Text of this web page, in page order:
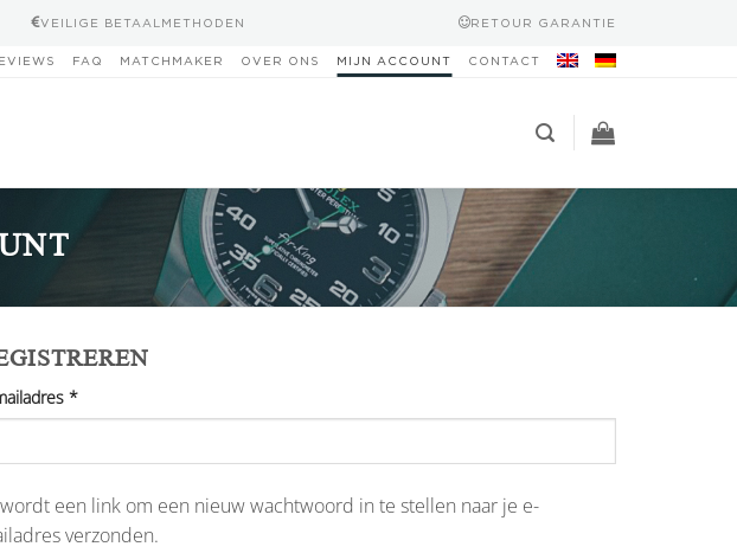
VEILIGE BETAALMETHODEN RETOUR GARANTIE
FAQ MATCHMAKER OVER ONS MIJN ACCOUNT CONTACT
*Vereist
een link om een nieuw wachtwoord in te stellen naar je e-
verzonden.